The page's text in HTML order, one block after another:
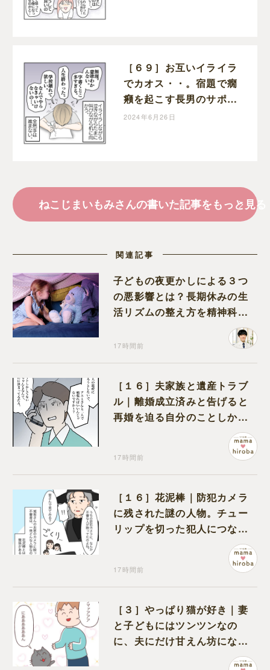
［６９］お互いイライラ
でカオス・・。宿題で癇
癪を起こす長男のサポー
トがしんどい・・。学校
2024年6月26日
ねこじまいもみさんの書いた記事をもっと見る
関連記事
子どもの夜更かしによる３つ
の悪影響とは？長期休みの生
活リズムの整え方を精神科医
17時間前
［１６］夫家族と遺産トラブ
ル｜離婚成立済みと告げると
再婚を迫る自分のことしか考
17時間前
［１６］花泥棒｜防犯カメラ
に残された謎の人物。チュー
リップを切った犯人につなが
る証拠になるのか期待する
17時間前
［３］やっぱり猫が好き｜妻
と子どもにはツンツンなの
に、夫にだけ甘えん坊になる